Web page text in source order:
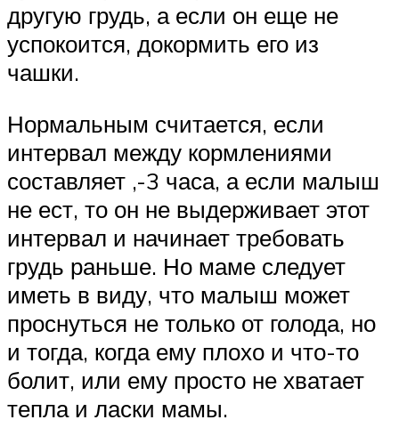
другую грудь, а если он еще не
успокоится, докормить его из
чашки.
Нормальным считается, если
интервал между кормлениями
составляет ,-3 часа, а если малыш
не ест, то он не выдерживает этот
интервал и начинает требовать
грудь раньше. Но маме следует
иметь в виду, что малыш может
проснуться не только от голода, но
и тогда, когда ему плохо и что-то
болит, или ему просто не хватает
тепла и ласки мамы.